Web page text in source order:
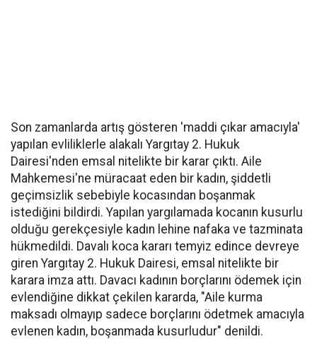
Son zamanlarda artış gösteren 'maddi çıkar amacıyla'
yapılan evliliklerle alakalı Yargıtay 2. Hukuk
Dairesi'nden emsal nitelikte bir karar çıktı. Aile
Mahkemesi'ne müracaat eden bir kadın, şiddetli
geçimsizlik sebebiyle kocasından boşanmak
istediğini bildirdi. Yapılan yargılamada kocanın kusurlu
olduğu gerekçesiyle kadın lehine nafaka ve tazminata
hükmedildi. Davalı koca kararı temyiz edince devreye
giren Yargıtay 2. Hukuk Dairesi, emsal nitelikte bir
karara imza attı. Davacı kadının borçlarını ödemek için
evlendiğine dikkat çekilen kararda, "Aile kurma
maksadı olmayıp sadece borçlarını ödetmek amacıyla
evlenen kadın, boşanmada kusurludur" denildi.